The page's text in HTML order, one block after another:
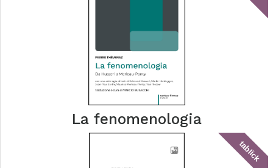
La fenomenologia
tablick